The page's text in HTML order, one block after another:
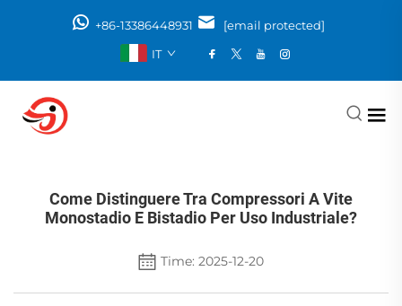
+86-13386448931
[email protected]
IT
Come Distinguere Tra Compressori A Vite
Monostadio E Bistadio Per Uso Industriale?
Time: 2025-12-20